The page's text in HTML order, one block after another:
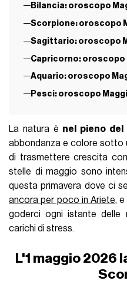
Bilancia: oroscopo
Scorpione: oroscopo
Sagittario: oroscopo
Capricorno: oroscopo
Aquario: oroscopo
Pesci: oroscopo
La natura è nel pieno del
abbondanza e colore sotto
di trasmettere crescita con
stelle di maggio sono
questa primavera dove ci
ancora per poco in Ariete,
goderci ogni istante delle
carichi di stress.
L'1 maggio 2026